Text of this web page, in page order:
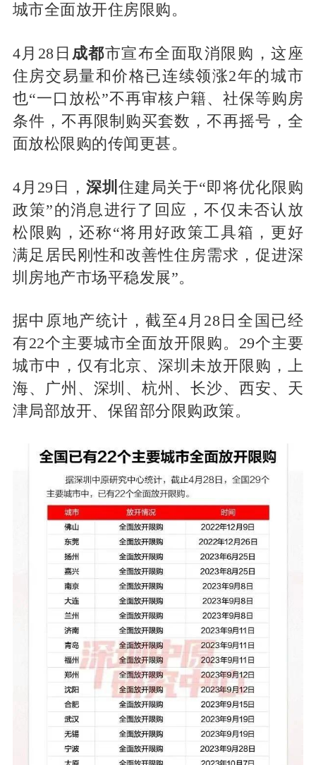
城市全面放开住房限购。
4月28日 成都市宣布全面取消限购，这座
住房交易量和价格已连续领涨2年的城市
也“一口放松”不再审核户籍、社保等购房
条件，不再限制购买套数，不再摇号，全
面放松限购的传闻更甚。
4月29日， 深圳 住建局关于“即将优化限购
政策”的消息进行了回应，不仅未否认放
松限购，还称“将用好政策工具箱，更好
满足居民刚性和改善性住房需求，促进深
圳房地产市场平稳发展”。
据中原地产统计，截至4月28日全国已经
有22个主要城市全面放开限购。29个主要
城市中，仅有北京、深圳未放开限购，上
海、广州、深圳、杭州、长沙、西安、天
津局部放开、保留部分限购政策。